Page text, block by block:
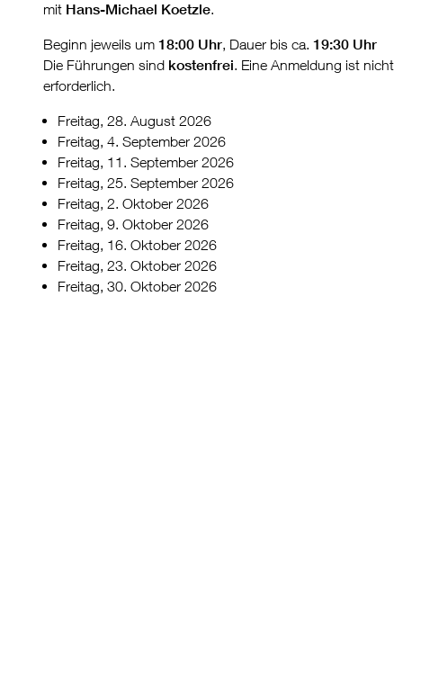
mit Hans-Michael Koetzle.
Beginn jeweils um 18:00 Uhr, Dauer bis ca. 19:30 Uhr
Die Führungen sind kostenfrei. Eine Anmeldung ist nicht
erforderlich.
Freitag, 28. August 2026
Freitag, 4. September 2026
Freitag, 11. September 2026
Freitag, 25. September 2026
Freitag, 2. Oktober 2026
Freitag, 9. Oktober 2026
Freitag, 16. Oktober 2026
Freitag, 23. Oktober 2026
Freitag, 30. Oktober 2026